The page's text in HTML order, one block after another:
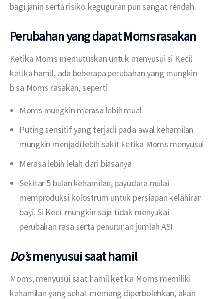
bagi janin serta risiko keguguran pun sangat rendah.
Perubahan yang dapat Moms rasakan
Ketika Moms memutuskan untuk menyusui si Kecil
ketika hamil, ada beberapa perubahan yang mungkin
bisa Moms rasakan, seperti:
Moms mungkin merasa lebih mual
Puting sensitif yang terjadi pada awal kehamilan
mungkin menjadi lebih sakit ketika Moms menyusui
Merasa lebih lelah dari biasanya
Sekitar 5 bulan kehamilan, payudara mulai
memproduksi kolostrum untuk persiapan kelahiran
bayi. Si Kecil mungkin saja tidak menyukai
perubahan rasa serta penurunan jumlah ASI
Do’smenyusui saat hamil
Moms, menyusui saat hamil ketika Moms memiliki
kehamilan yang sehat memang diperbolehkan, akan